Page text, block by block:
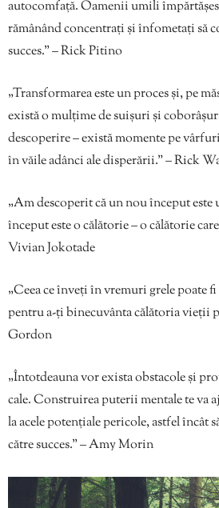
autocomfață. Oamenii umili
rămânând concentrați și înfometați să
succes.” – Rick Pitino
„Transformarea este un proces și, pe
există o mulțime de suișuri și
descoperire – există momente pe
în văile adânci ale disperării.” – Rick
„Am descoperit că un nou început
început este o călătorie – o călătorie
Vivian Jokotade
„Ceea ce înveți în vremuri grele poate
pentru a-ți binecuvânta călătoria vieții
Gordon
„Întotdeauna vor exista obstacole și
cale. Construirea puterii mentale te va
la acele potențiale pericole, astfel încât
către succes.” – Amy Morin